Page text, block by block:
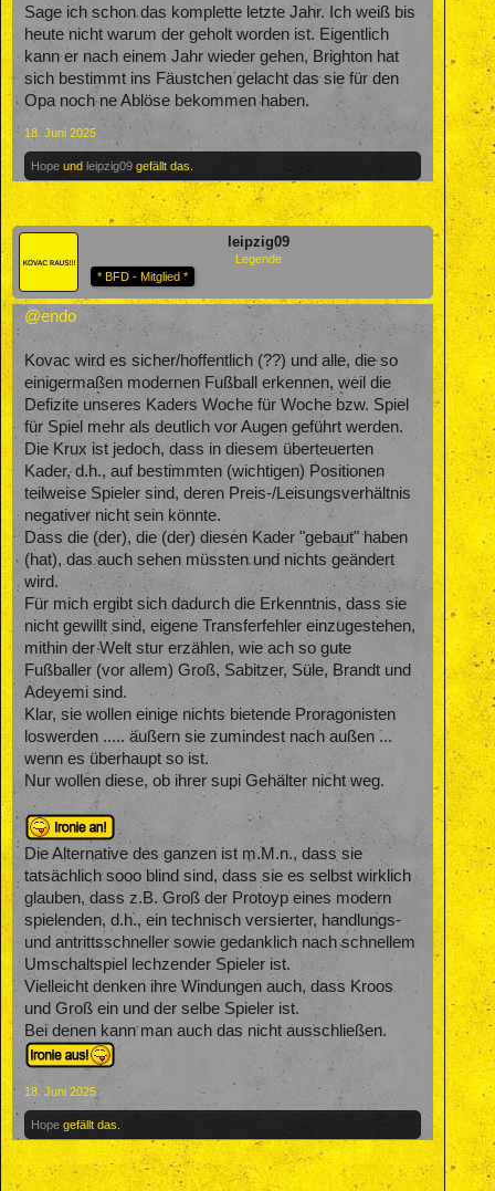
Sage ich schon das komplette letzte Jahr. Ich weiß bis
heute nicht warum der geholt worden ist. Eigentlich
kann er nach einem Jahr wieder gehen, Brighton hat
sich bestimmt ins Fäustchen gelacht das sie für den
Opa noch ne Ablöse bekommen haben.
18. Juni 2025
Hope und leipzig09 gefällt das.
leipzig09
Legende
* BFD - Mitglied *
@endo
Kovac wird es sicher/hoffentlich (??) und alle, die so
einigermaßen modernen Fußball erkennen, weil die
Defizite unseres Kaders Woche für Woche bzw. Spiel
für Spiel mehr als deutlich vor Augen geführt werden.
Die Krux ist jedoch, dass in diesem überteuerten
Kader, d.h., auf bestimmten (wichtigen) Positionen
teilweise Spieler sind, deren Preis-/Leisungsverhältnis
negativer nicht sein könnte.
Dass die (der), die (der) diesen Kader "gebaut" haben
(hat), das auch sehen müssten und nichts geändert
wird.
Für mich ergibt sich dadurch die Erkenntnis, dass sie
nicht gewillt sind, eigene Transferfehler einzugestehen,
mithin der Welt stur erzählen, wie ach so gute
Fußballer (vor allem) Groß, Sabitzer, Süle, Brandt und
Adeyemi sind.
Klar, sie wollen einige nichts bietende Proragonisten
loswerden ..... äußern sie zumindest nach außen ...
wenn es überhaupt so ist.
Nur wollen diese, ob ihrer supi Gehälter nicht weg.
Die Alternative des ganzen ist m.M.n., dass sie
tatsächlich sooo blind sind, dass sie es selbst wirklich
glauben, dass z.B. Groß der Protoyp eines modern
spielenden, d.h., ein technisch versierter, handlungs-
und antrittsschneller sowie gedanklich nach schnellem
Umschaltspiel lechzender Spieler ist.
Vielleicht denken ihre Windungen auch, dass Kroos
und Groß ein und der selbe Spieler ist.
Bei denen kann man auch das nicht ausschließen.
18. Juni 2025
Hope gefällt das.